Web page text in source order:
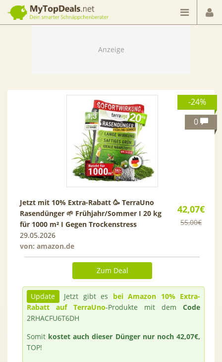
Dein smarter Schnäppchenberater
-24%
0
42,07€
55,00€
Jetzt mit 10% Extra-Rabatt 🥳 TerraUno
Rasendünger 🌱 Frühjahr/Sommer I 20 kg
für 1000 m² I Gegen Trockenstress
29.05.2026
von: amazon.de
Zum Deal
Update Jetzt gibt es bei Amazon 10% Extra-
Rabatt auf TerraUno-Produkte mit dem Code
2RHACFU6T6DH
Somit kostet auch dieser Dünger nur noch 42,07€,
TOP!